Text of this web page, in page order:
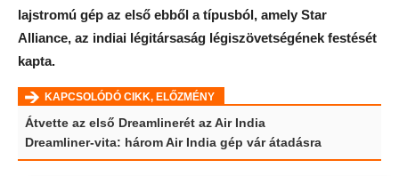
lajstromú gép az első ebből a típusból, amely Star
Alliance, az indiai légitársaság légiszövetségének festését
kapta.
KAPCSOLÓDÓ CIKK, ELŐZMÉNY
Átvette az első Dreamlinerét az Air India
Dreamliner-vita: három Air India gép vár átadásra